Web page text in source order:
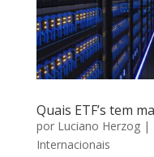
Quais ETF’s tem
por Luciano Herzog|
Internacionais